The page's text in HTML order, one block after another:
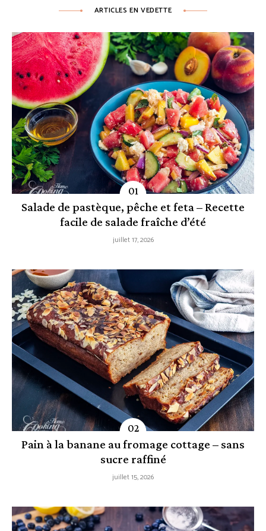
ARTICLES EN VEDETTE
Salade de pastèque, pêche et feta – Recette
facile de salade fraîche d’été
juillet 17, 2026
Pain à la banane au fromage cottage – sans
sucre raffiné
juillet 15, 2026